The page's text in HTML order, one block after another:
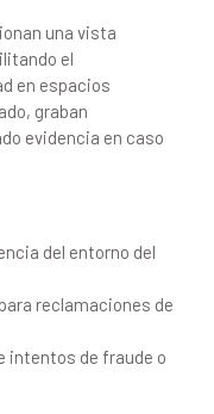
una vista
el
en espacios
graban
evidencia en caso
del entorno del
reclamaciones de
intentos de fraude o